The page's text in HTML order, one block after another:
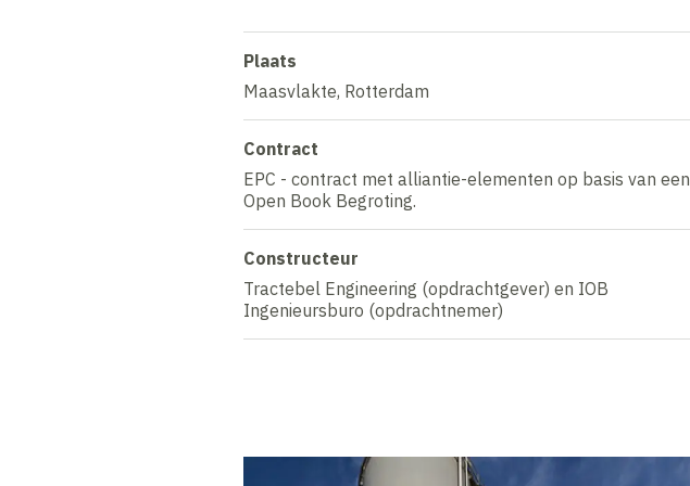
Plaats
Maasvlakte, Rotterdam
Contract
EPC - contract met alliantie-elementen op basis van een
Open Book Begroting.
Constructeur
Tractebel Engineering (opdrachtgever) en IOB
Ingenieursburo (opdrachtnemer)